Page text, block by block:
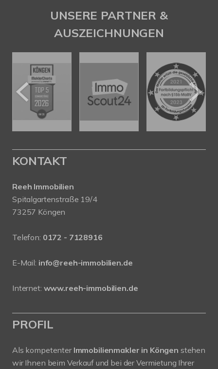
UNSERE PARTNER &
AUSZEICHNUNGEN
KONTAKT
Reeh Immobilien
Spitalgartenstraße 19/4
73257 Köngen
Telefon: 0172 - 7128916
E-Mail: info@reeh-immobilien.de
Internet: www.reeh-immobilien.de
PROFIL
Als kompetenter Immobilienmakler in Köngen stehen
wir Ihnen beim Verkauf und bei der Vermietung Ihrer